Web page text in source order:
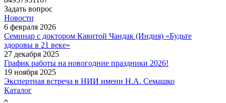
Задать вопрос
Новости
6 февраля 2026
Семинар с доктором Кавитой Чандак (Индия) «Будьте
здоровы в 21 веке»
27 декабря 2025
График работы на новогодние праздники 2026!
19 ноября 2025
Экспертная встреча в НИИ имени Н.А. Семашко
Каталог